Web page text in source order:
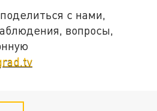
с нами,
вопросы,